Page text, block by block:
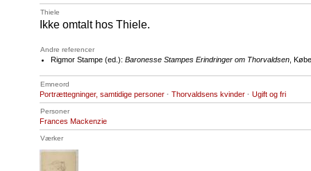
Thiele
Ikke omtalt hos Thiele.
Andre referencer
Rigmor Stampe (ed.): Baronesse Stampes Erindringer om Thorvaldsen ,
Emneord
Portrættegninger, samtidige personer · Thorvaldsens kvinder · Ugift og fri
Personer
Frances Mackenzie
Værker